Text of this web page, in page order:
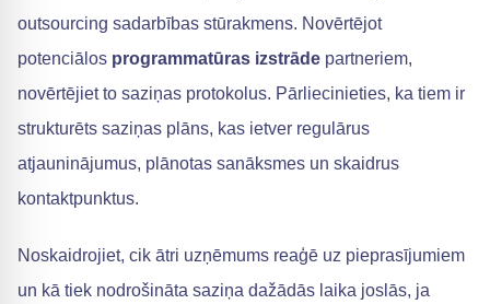
outsourcing sadarbības stūrakmens. Novērtējot
potenciālos programmatūras izstrāde partneriem,
novērtējiet to saziņas protokolus. Pārliecinieties, ka tiem ir
strukturēts saziņas plāns, kas ietver regulārus
atjauninājumus, plānotas sanāksmes un skaidrus
kontaktpunktus.
Noskaidrojiet, cik ātri uzņēmums reaģē uz pieprasījumiem
un kā tiek nodrošināta saziņa dažādās laika joslās, ja